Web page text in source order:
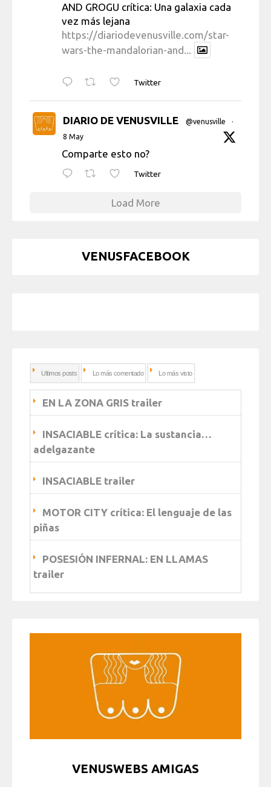
AND GROGU crítica: Una galaxia cada
vez más lejana
https://diariodevenusville.com/star-
wars-the-mandalorian-and...
Twitter
DIARIO DE VENUSVILLE @venusville
·
8 May
Comparte esto no?
Twitter
Load More
VENUSFACEBOOK
Ultimos posts Lo más comentado Lo más visto
EN LA ZONA GRIS trailer
INSACIABLE crítica: La sustancia…
adelgazante
INSACIABLE trailer
MOTOR CITY crítica: El lenguaje de las
piñas
POSESIÓN INFERNAL: EN LLAMAS
trailer
VENUSWEBS AMIGAS